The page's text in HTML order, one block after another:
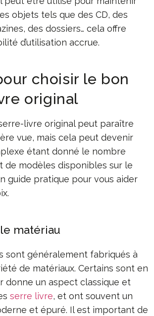
objets tels que des CD, des
des dossiers… cela offre
d’utilisation accrue.
choisir le bon
original
livre original peut paraître
vue, mais cela peut devenir
étant donné le nombre
de modèles disponibles sur le
guide pratique pour vous aider
matériau
sont généralement fabriqués à
de matériaux. Certains sont en
donne un aspect classique et
serre livre, et ont souvent un
et épuré. Il est important de